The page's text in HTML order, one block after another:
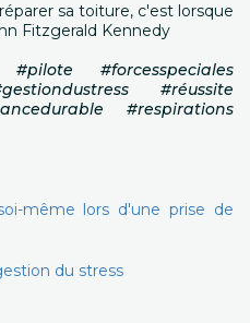
sa toiture, c'est lorsque
Fitzgerald Kennedy
#pilote #forcesspeciales
#réussite
#respirations
même lors d'une prise de
du stress